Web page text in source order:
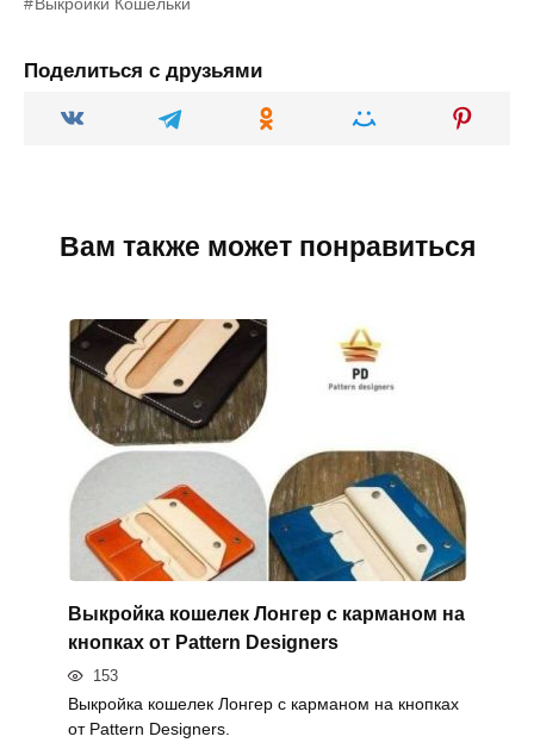
Поделиться с друзьями
Вам также может понравиться
Выкройка кошелек Лонгер с карманом на
кнопках от Pattern Designers
153
Выкройка кошелек Лонгер с карманом на кнопках
от Pattern Designers.